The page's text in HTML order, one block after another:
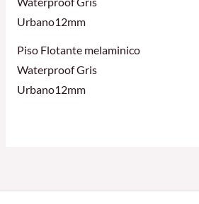
Piso Flotante melaminico
Waterproof Gris
Urbano12mm